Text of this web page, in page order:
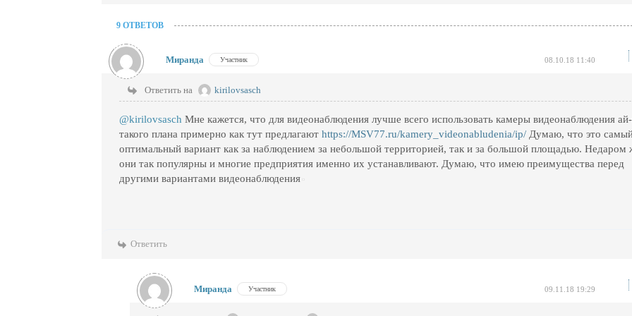
9 ОТВЕТОВ
Миранда Участник 08.10.18 11:40
Ответить на kirilovsasch
@kirilovsasch Мне кажется, что для видеонаблюдения лучше всего использовать камеры видеонаблюдения
такого плана примерно как тут предлагают https://MSV77.ru/kamery_videonabludenia/ip/ Думаю, что это
оптимальный вариант как за наблюдением за небольшой территорией, так и за большой площадью. Недаром
они так популярны и многие предприятия именно их устанавливают. Думаю, что имею преимущества перед
другими вариантами видеонаблюдения
Ответить
Миранда Участник 09.11.18 19:29